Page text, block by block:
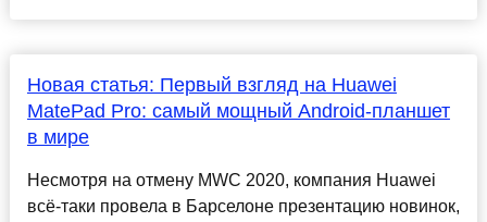
Новая статья: Первый взгляд на Huawei
MatePad Pro: самый мощный Android-планшет
в мире
Несмотря на отмену MWC 2020, компания Huawei
всё-таки провела в Барселоне презентацию новинок,